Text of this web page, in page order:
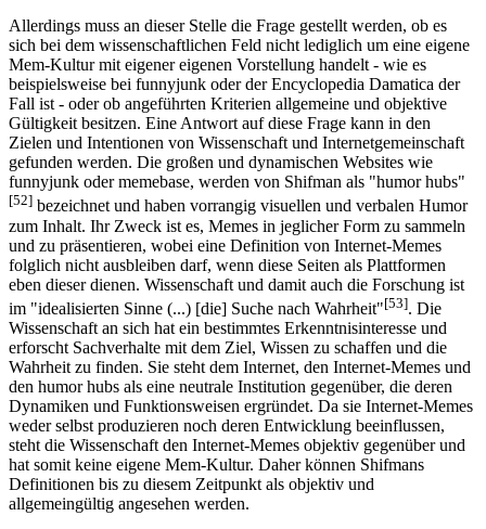
Allerdings muss an dieser Stelle die Frage gestellt werden, ob es
sich bei dem wissenschaftlichen Feld nicht lediglich um eine eigene
Mem-Kultur mit eigener eigenen Vorstellung handelt - wie es
beispielsweise bei funnyjunk oder der Encyclopedia Damatica der
Fall ist - oder ob angeführten Kriterien allgemeine und objektive
Gültigkeit besitzen. Eine Antwort auf diese Frage kann in den
Zielen und Intentionen von Wissenschaft und Internetgemeinschaft
gefunden werden. Die großen und dynamischen Websites wie
funnyjunk oder memebase, werden von Shifman als "humor hubs"
[52] bezeichnet und haben vorrangig visuellen und verbalen Humor
zum Inhalt. Ihr Zweck ist es, Memes in jeglicher Form zu sammeln
und zu präsentieren, wobei eine Definition von Internet-Memes
folglich nicht ausbleiben darf, wenn diese Seiten als Plattformen
eben dieser dienen. Wissenschaft und damit auch die Forschung ist
im "idealisierten Sinne (...) [die] Suche nach Wahrheit"[53]. Die
Wissenschaft an sich hat ein bestimmtes Erkenntnisinteresse und
erforscht Sachverhalte mit dem Ziel, Wissen zu schaffen und die
Wahrheit zu finden. Sie steht dem Internet, den Internet-Memes und
den humor hubs als eine neutrale Institution gegenüber, die deren
Dynamiken und Funktionsweisen ergründet. Da sie Internet-Memes
weder selbst produzieren noch deren Entwicklung beeinflussen,
steht die Wissenschaft den Internet-Memes objektiv gegenüber und
hat somit keine eigene Mem-Kultur. Daher können Shifmans
Definitionen bis zu diesem Zeitpunkt als objektiv und
allgemeingültig angesehen werden.